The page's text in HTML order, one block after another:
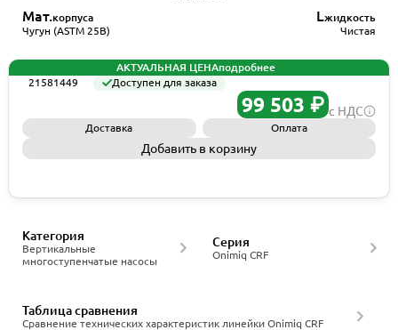
Мат.корпуса
Чугун (ASTM 25B)
Lжидкость
Чистая
АКТУАЛЬНАЯ ЦЕНАподробнее
21581449
Доступен для заказа
99 503 ₽ с НДС
Доставка Оплата
Добавить в корзину
Вертикальные
многоступенчатые насосы
Категория
Onimiq CRF
Серия
Сравнение технических характеристик линейки Onimiq CRF
Таблица сравнения